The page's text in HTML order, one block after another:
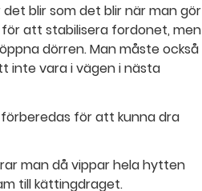
blir som det blir när man gör
att stabilisera fordonet, men
dörren. Man måste också
inte vara i vägen i nästa
för att kunna dra
man då vippar hela hytten
till kättingdraget.